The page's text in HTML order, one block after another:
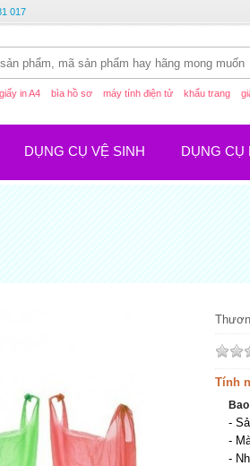
017
giấy in A4 bìa hồ sơ máy tính điện tử khẩu trang
DỤNG CỤ VỆ SINH DỤNG CỤ
Tính
-
-
-